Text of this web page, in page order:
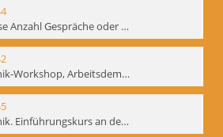
Eine gewisse Anzahl Gespräche oder das völlig unbearbeitete Stundenbuch, Berlin 1995.
Biomechanik-Workshop, Arbeitsdemonstration in der Staatsoper unter den Linden 2002
Biomechanik. Einführungskurs an der HfS "Ernst Busch" 1995 (Vorarbeiten zu den Inszenierungen von T. Ostermeier u. Chr. v. Treskow). Teil 2